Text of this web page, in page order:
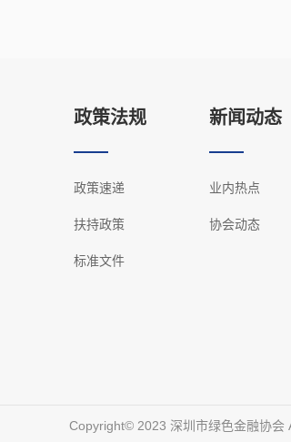
政策法规
政策速递
扶持政策
标准文件
新闻动态
业内热点
协会动态
Copyright©️ 2023 深圳市绿色金融协会